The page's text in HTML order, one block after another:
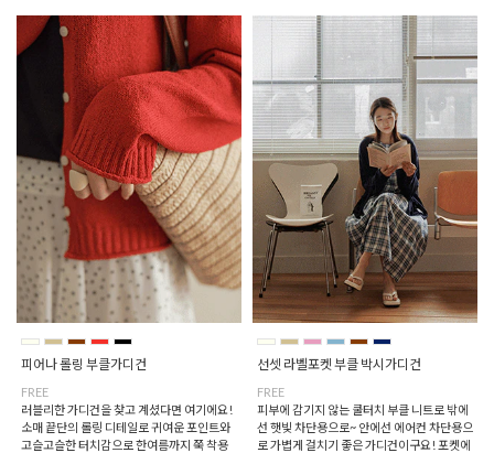
피어나 롤링 부클가디건
FREE
러블리한 가디건을 찾고 계셨다면 여기에요!
소매 끝단의 롤링 디테일로 귀여운 포인트와
고슬고슬한 터치감으로 한여름까지 쭉 착용
선셋 라벨포켓 부클 박시가디건
FREE
피부에 감기지 않는 쿨터치 부클 니트로 밖에
선 햇빛 차단용으로~ 안에선 에어컨 차단용으
로 가볍게 걸치기 좋은 가디건이구요! 포켓에